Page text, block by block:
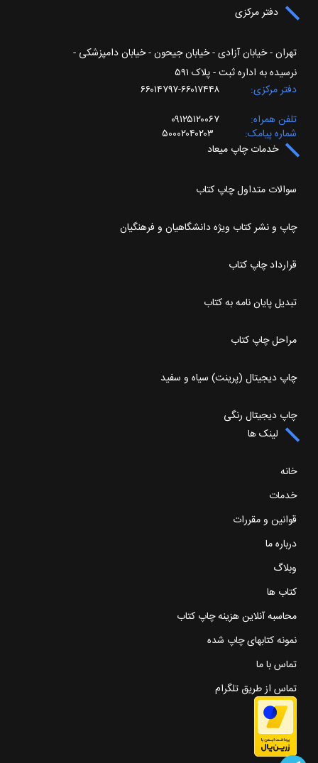
دفتر مرکزی
تهران - خیابان آزادی - خیابان جیحون - خیابان دامپزشکی -
نرسیده به اداره ثبت - پلاک ۵۹۱
دفتر مرکزی
۶۶۰۱۷۴۴۸-۶۶۰۱۴۷۹۷
تلفن همراه
۰۹۱۲۵۱۲۰۰۶۷
شماره پیامک
۵۰۰۰۲۰۴۰۲۰۳
خدمات چاپ میعاد
سوالات متداول چاپ کتاب
چاپ و نشر کتاب ویژه دانشگاهیان و فرهنگیان
قرارداد چاپ کتاب
تبدیل پایان نامه به کتاب
مراحل چاپ کتاب
چاپ دیجیتال (پرینت) سیاه و سفید
چاپ دیجیتال رنگی
لینک ها
خانه
خدمات
قوانین و مقررات
درباره ما
وبلاگ
کتاب ها
محاسبه آنلاین هزینه چاپ کتاب
نمونه کتابهای چاپ شده
تماس با ما
تماس از طریق تلگرام